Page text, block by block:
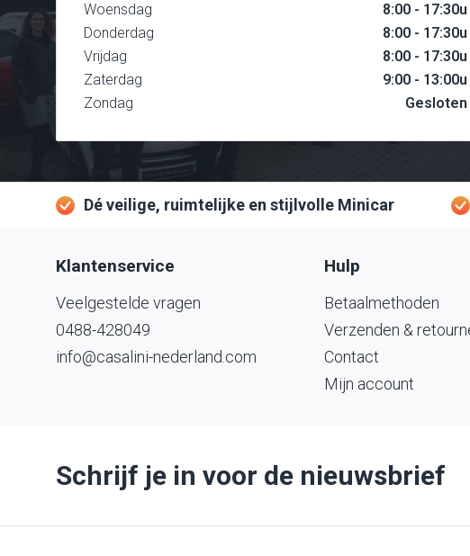
Woensdag
8:00 - 17:30u
Donderdag
8:00 - 17:30u
Vrijdag
8:00 - 17:30u
Zaterdag
9:00 - 13:00u
Zondag
Gesloten
Dé veilige, ruimtelijke en stijlvolle Minicar
Klantenservice
Veelgestelde vragen
0488-428049
info@casalini-nederland.com
Hulp
Betaalmethoden
Verzenden &
Contact
Mijn account
Schrijf je in voor de nieuwsbrief